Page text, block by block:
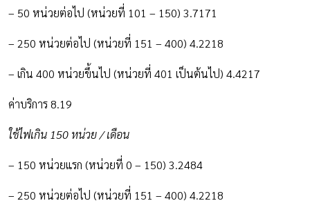
– 50 หน่วยต่อไป (หน่วยที่ 101 – 150) 3.7171
– 250 หน่วยต่อไป (หน่วยที่ 151 – 400) 4.2218
– เกิน 400 หน่วยขึ้นไป (หน่วยที่ 401 เป็นต้นไป) 4.4217
ค่าบริการ 8.19
ใช้ไฟเกิน 150 หน่วย / เดือน
– 150 หน่วยแรก (หน่วยที่ 0 – 150) 3.2484
– 250 หน่วยต่อไป (หน่วยที่ 151 – 400) 4.2218